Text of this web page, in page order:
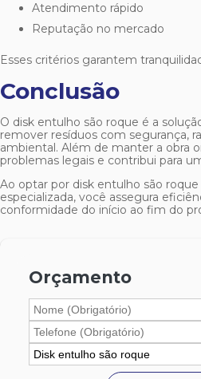
Atendimento rápido
Reputação no mercado
Esses critérios garantem
Conclusão
O disk entulho são roque é a
remover resíduos com segurança,
ambiental. Além de manter a obra
problemas legais e contribui para
Ao optar por disk entulho são roque
especializada, você assegura
conformidade do início ao fim do
Orçamento